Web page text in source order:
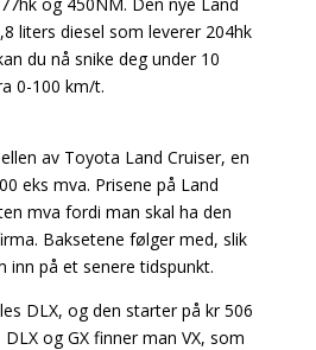
liters diesel som leverer 204hk
du nå snike deg under 10
0-100 km/t.
av Toyota Land Cruiser, en
eks mva. Prisene på Land
mva fordi man skal ha den
Baksetene følger med, slik
inn på et senere tidspunkt.
DLX, og den starter på kr 506
og GX finner man VX, som